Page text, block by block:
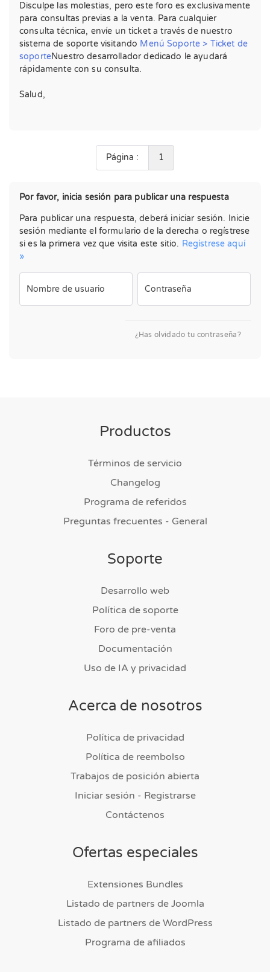
Disculpe las molestias, pero este foro es exclusivamente
para consultas previas a la venta. Para cualquier
consulta técnica, envíe un ticket a través de nuestro
sistema de soporte visitando Menú Soporte > Ticket de
soporteNuestro desarrollador dedicado le ayudará
rápidamente con su consulta.
Salud,
Página : 1
Por favor, inicia sesión para publicar una respuesta
Para publicar una respuesta, deberá iniciar sesión. Inicie
sesión mediante el formulario de la derecha o regístrese
si es la primera vez que visita este sitio. Regístrese aquí
»
Nombre de usuario Contraseña
¿Has olvidado tu contraseña?
Productos
Términos de servicio
Changelog
Programa de referidos
Preguntas frecuentes - General
Soporte
Desarrollo web
Política de soporte
Foro de pre-venta
Documentación
Uso de IA y privacidad
Acerca de nosotros
Política de privacidad
Política de reembolso
Trabajos de posición abierta
Iniciar sesión - Registrarse
Contáctenos
Ofertas especiales
Extensiones Bundles
Listado de partners de Joomla
Listado de partners de WordPress
Programa de afiliados